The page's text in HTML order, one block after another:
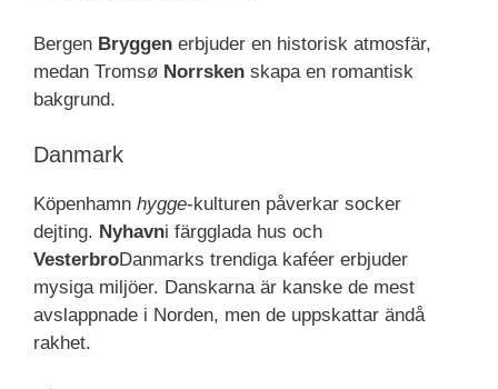
Bergen Bryggen erbjuder en historisk atmosfär,
medan Tromsø Norrsken skapa en romantisk
bakgrund.
Danmark
Köpenhamn hygge-kulturen påverkar socker
dejting. Nyhavni färgglada hus och
VesterbroDanmarks trendiga kaféer erbjuder
mysiga miljöer. Danskarna är kanske de mest
avslappnade i Norden, men de uppskattar ändå
rakhet.